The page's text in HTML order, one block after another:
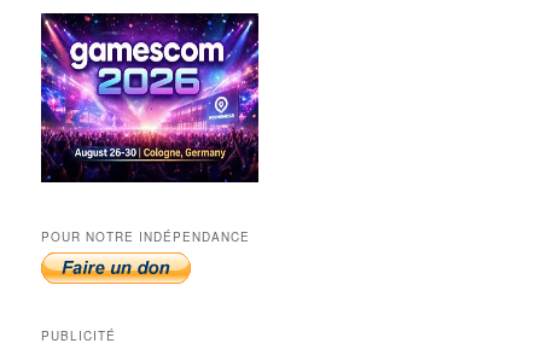
POUR NOTRE INDÉPENDANCE
PUBLICITÉ